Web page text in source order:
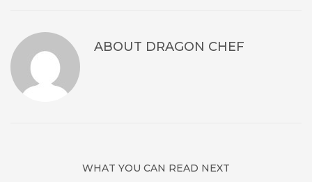
ABOUT DRAGON CHEF
WHAT YOU CAN READ NEXT